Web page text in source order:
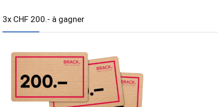
3x CHF 200.- à gagner